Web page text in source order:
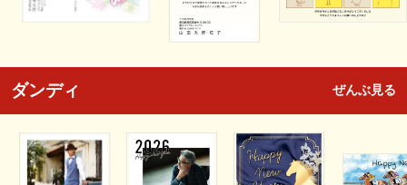
ダンディ ぜんぶ見る